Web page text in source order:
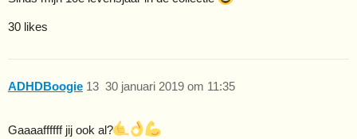
30 likes
ADHDBoogie 30 januari 2019 om 11:35
13
Gaaaaffffff jij ook al?